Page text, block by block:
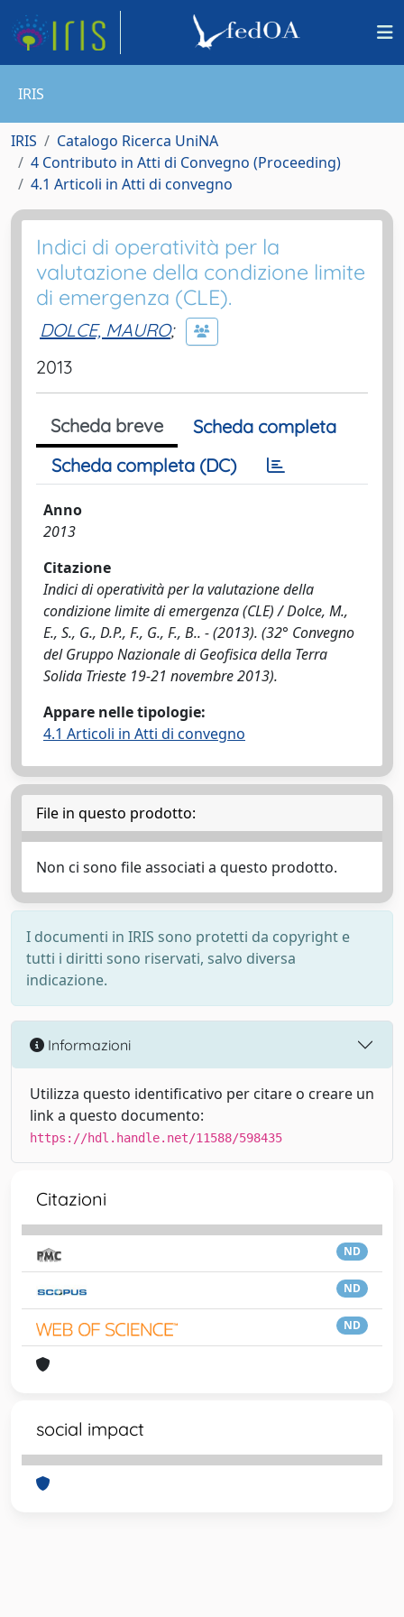
IRIS
IRIS
Catalogo Ricerca UniNA
4 Contributo in Atti di Convegno (Proceeding)
4.1 Articoli in Atti di convegno
Indici di operatività per la
valutazione della condizione limite
di emergenza (CLE).
DOLCE, MAURO;
2013
Scheda breve
Scheda completa
Scheda completa (DC)
Anno
2013
Citazione
Indici di operatività per la valutazione della
condizione limite di emergenza (CLE) / Dolce, M.,
E., S., G., D.P., F., G., F., B.. - (2013). (32° Convegno
del Gruppo Nazionale di Geofisica della Terra
Solida Trieste 19-21 novembre 2013).
Appare nelle tipologie:
4.1 Articoli in Atti di convegno
File in questo prodotto:
Non ci sono file associati a questo prodotto.
I documenti in IRIS sono protetti da copyright e
tutti i diritti sono riservati, salvo diversa
indicazione.
Informazioni
Utilizza questo identificativo per citare o creare un
link a questo documento:
https://hdl.handle.net/11588/598435
Citazioni
ND
ND
ND
social impact